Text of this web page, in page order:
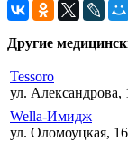
Другие
Tessoro
ул. Александрова,
Wella-Имидж
ул. Оломоуцкая, 16